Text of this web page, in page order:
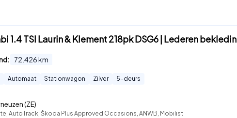
1.4 TSI Laurin & Klement 218pk DSG6 | Lederen bekledin
72.426km
Automaat Stationwagon Zilver 5-deurs
(ZE)
AutoTrack, Škoda Plus Approved Occasions, ANWB, Mobilist